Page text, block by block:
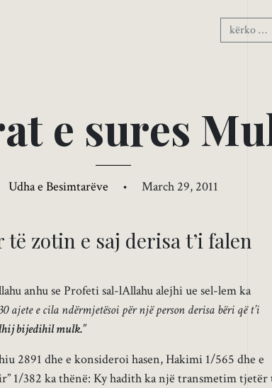
at e sures Mu
Udha e Besimtarëve • March 29, 2011
zotin e saj derisa t’i falen
anhu se Profeti sal-lAllahu alejhi ue sel-lem ka
ajete e cila ndërmjetësoi për një person derisa bëri që t’i
bijedihil mulk.”
2891 dhe e konsideroi hasen, Hakimi 1/565 dhe e
1/382 ka thënë: Ky hadith ka një transmetim tjetër